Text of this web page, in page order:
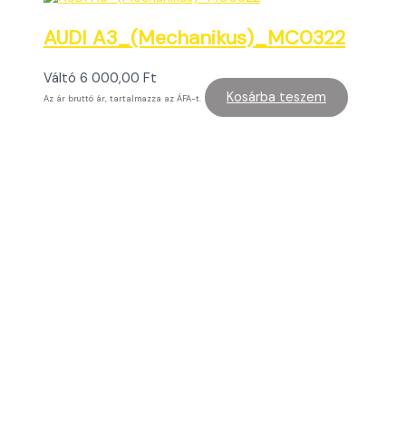
AUDI A3_(Mechanikus)_MC0322
Váltó 6 000,00 Ft
Az ár bruttó ár, tartalmazza az ÁFA-t. Kosárba teszem